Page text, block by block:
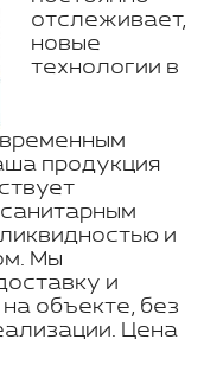
отслеживает,
новые
технологии в
продукция
и
Мы
и
объекте, без
Цена